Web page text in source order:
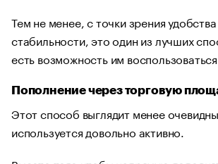
Тем не менее, с точки зрения
стабильности, это один из лучших
есть возможность им
Пополнение через торговую
Этот способ выглядит менее
используется довольно активно.